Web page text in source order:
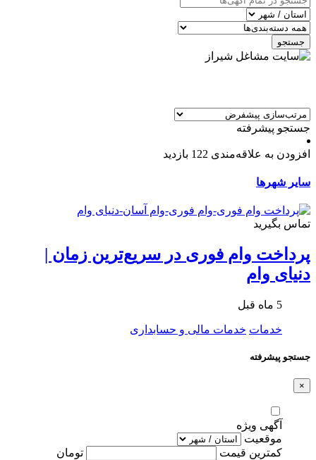
جستجو
جستجو پیشرفته
افزودن به علاقه‌مندی 122 بازدید
سایر شهرها
تماس بگیرید
پرداخت وام فوری در سریع‌ترین زمان |
دنیای وام
5 ماه قبل
خدمات خدمات مالی و حسابداری
جستجو پیشرفته
×
آگهی ویژه
موقعیت
کمترین قیمت
تومان